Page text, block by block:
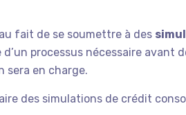
fait de se soumettre à des
d’un processus nécessaire avant
sera en charge.
des simulations de crédit